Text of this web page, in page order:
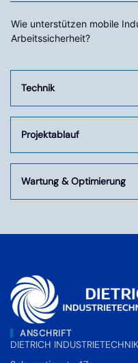
Technik
Projektablauf
Wartung & Optimierung
Wie unterstützen mobile
Arbeitssicherheit?
ANSCHRIFT
DIETRICH